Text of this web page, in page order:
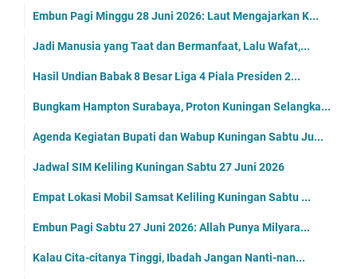
Embun Pagi Minggu 28 Juni 2026: Laut Mengajarkan K...
Jadi Manusia yang Taat dan Bermanfaat, Lalu Wafat,...
Hasil Undian Babak 8 Besar Liga 4 Piala Presiden 2...
Bungkam Hampton Surabaya, Proton Kuningan Selangka...
Agenda Kegiatan Bupati dan Wabup Kuningan Sabtu Ju...
Jadwal SIM Keliling Kuningan Sabtu 27 Juni 2026
Empat Lokasi Mobil Samsat Keliling Kuningan Sabtu ...
Embun Pagi Sabtu 27 Juni 2026: Allah Punya Milyara...
Kalau Cita-citanya Tinggi, Ibadah Jangan Nanti-nan...